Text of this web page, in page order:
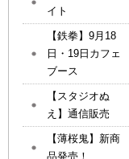
イト
【鉄拳】9月18
日・19日カフェ
ブース
【スタジオぬ
え】通信販売
【薄桜鬼】新商
品発売！